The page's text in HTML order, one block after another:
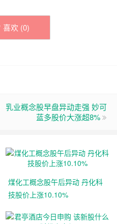
喜欢 (0)
乳业概念股早盘异动走强 妙可
蓝多股价大涨超8%
煤化工概念股午后异动 丹化科
技股价上涨10.10%